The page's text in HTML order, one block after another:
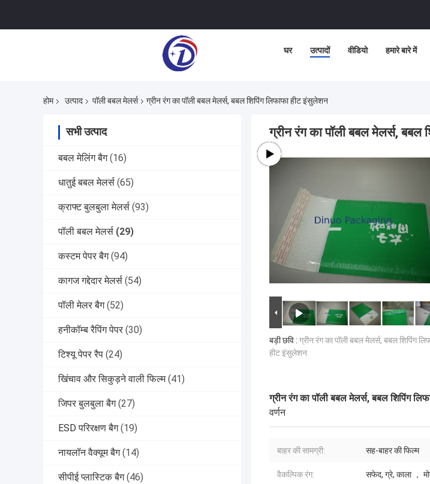
घर उत्पादों वीडियो हमारे बारे में
होम उत्पाद पॉली बबल मेलर्स ग्रीन रंग का पॉली बबल मेलर्स, बबल शिपिंग लिफाफा हीट इंसुलेशन
सभी उत्पाद
बबल मेलिंग बैग (16)
धातुई बबल मेलर्स (65)
क्राफ्ट बुलबुला मेलर्स (93)
पॉली बबल मेलर्स (29)
कस्टम पेपर बैग (94)
कागज गद्देदार मेलर्स (54)
पॉली मेलर बैग (52)
हनीकॉम्ब रैपिंग पेपर (30)
टिश्यू पेपर रैप (24)
खिंचाव और सिकुड़ने वाली फिल्म (41)
जिपर बुलबुला बैग (27)
ESD परिरक्षण बैग (19)
नायलॉन वैक्यूम बैग (14)
सीपीई प्लास्टिक बैग (46)
ग्रीन रंग का पॉली बबल मेलर्स, बबल
बड़ी छवि : ग्रीन रंग का पॉली बबल मेलर्स, बबल शिपिंग
हीट इंसुलेशन
ग्रीन रंग का पॉली बबल मेलर्स, बबल शिपिंग
वर्णन
बाहर की सामग्री: सह-बाहर की फिल्म
वैकल्पिक रंग: सफेद, ग्रे, काला ，